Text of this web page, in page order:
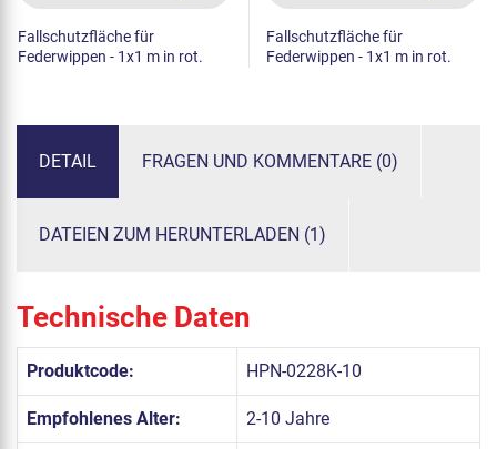
Fallschutzfläche für
Federwippen - 1x1 m in rot.
Fallschutzfläche für
Federwippen - 1x1 m in rot.
DETAIL FRAGEN UND KOMMENTARE (0)
DATEIEN ZUM HERUNTERLADEN (1)
Technische Daten
Produktcode: HPN-0228K-10
Empfohlenes Alter: 2-10 Jahre